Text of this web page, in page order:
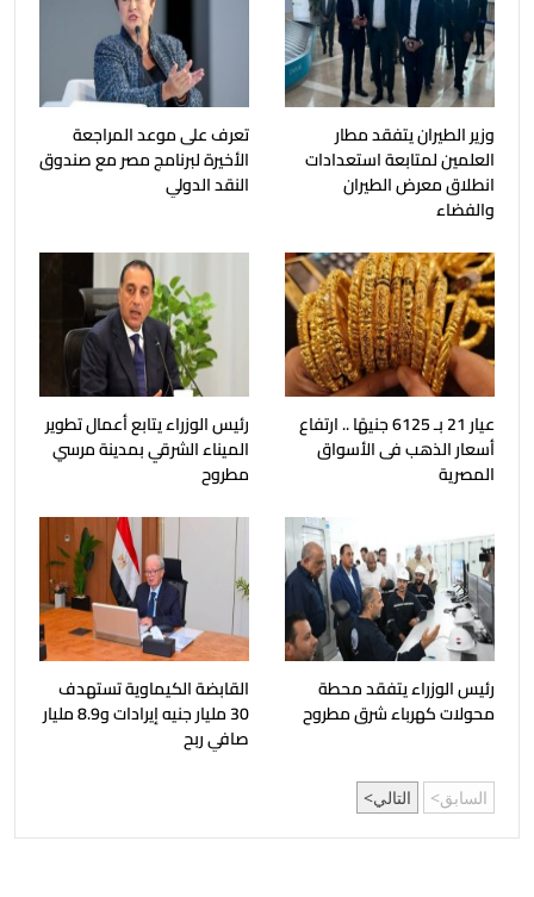
وزير الطيران يتفقد مطار
العلمين لمتابعة استعدادات
انطلاق معرض الطيران
والفضاء
تعرف على موعد المراجعة
الأخيرة لبرنامج مصر مع صندوق
النقد الدولي
عيار 21 بـ 6125 جنيهًا .. ارتفاع
أسعار الذهب فى الأسواق
المصرية
رئيس الوزراء يتابع أعمال تطوير
الميناء الشرقي بمدينة مرسي
مطروح
رئيس الوزراء يتفقد محطة
محولات كهرباء شرق مطروح
القابضة الكيماوية تستهدف
30 مليار جنيه إيرادات و8.9 مليار
صافي ربح
السابق التالي